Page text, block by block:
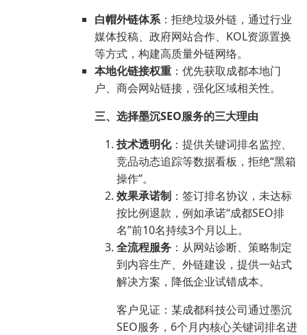
白帽外链体系：拒绝垃圾外链，通过行业
媒体投稿、政府网站合作、KOL资源置换
等方式，构建高质量外链网络。
本地化链接权重 ：优先获取成都本地门
户、商会网站链接，强化区域相关性。
三、选择墨沉SEO服务的三大理由
技术透明化：提供关键词排名监控、
竞品动态追踪等数据看板，拒绝“黑箱
操作”。
效果承诺制 ：签订排名协议，未达标
按比例退款，例如承诺“成都SEO排
名”前10名持续3个月以上。
全流程服务 ：从网站诊断、策略制定
到内容生产、外链建设，提供一站式
解决方案，降低企业试错成本。
客户见证：某成都科技公司通过墨沉
SEO服务，6个月内核心关键词排名进